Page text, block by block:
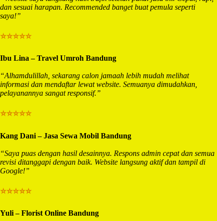
dan sesuai harapan. Recommended banget buat pemula seperti
saya!”
⭐⭐⭐⭐⭐
Ibu Lina – Travel Umroh Bandung
“Alhamdulillah, sekarang calon jamaah lebih mudah melihat
informasi dan mendaftar lewat website. Semuanya dimudahkan,
pelayanannya sangat responsif.”
⭐⭐⭐⭐⭐
Kang Dani – Jasa Sewa Mobil Bandung
“Saya puas dengan hasil desainnya. Respons admin cepat dan semua
revisi ditanggapi dengan baik. Website langsung aktif dan tampil di
Google!”
⭐⭐⭐⭐⭐
Yuli – Florist Online Bandung